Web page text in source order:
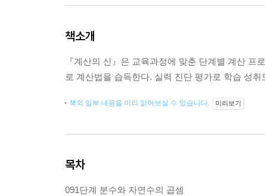
책소개
『계산의 신』은 교육과정에 맞춘 단계별 계산
로 계산법을 습득한다. 실력 진단 평가로 학습 성
책의 일부 내용을 미리 읽어보실 수 있습니다. 미리보기
목차
091단계 분수와 자연수의 곱셈